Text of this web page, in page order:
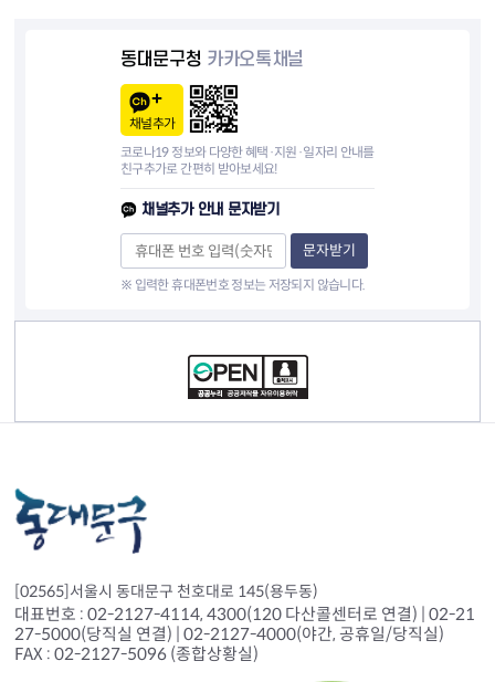
동대문구청 카카오톡채널
채널추가
코로나19 정보와 다양한 혜택·지원·일자리 안내를
친구추가로 간편히 받아보세요!
채널추가 안내 문자받기
문자받기
※ 입력한 휴대폰번호 정보는 저장되지 않습니다.
[02565]서울시 동대문구 천호대로 145(용두동)
대표번호 : 02-2127-4114, 4300(120 다산콜센터로 연결) | 02-21
27-5000(당직실 연결) | 02-2127-4000(야간, 공휴일/당직실)
FAX : 02-2127-5096 (종합상황실)